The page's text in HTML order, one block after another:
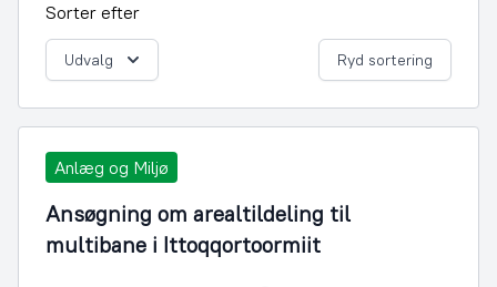
Sorter efter
Udvalg Ryd sortering
Anlæg og Miljø
Ansøgning om arealtildeling til
multibane i Ittoqqortoormiit